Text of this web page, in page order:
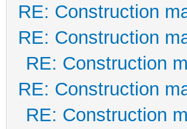
RE: Construction
RE: Construction
RE: Construction
RE: Construction
RE: Construction